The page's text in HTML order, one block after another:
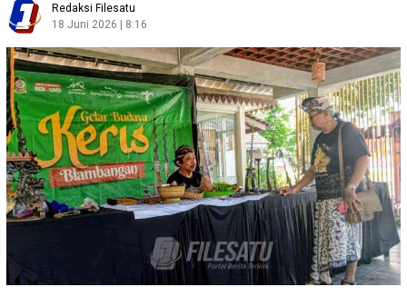
Redaksi Filesatu
18 Juni 2026 | 8:16